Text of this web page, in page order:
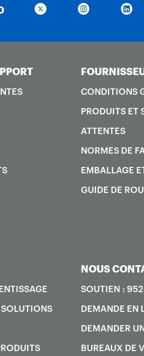
CONDITIONS
PRODUITS ET
ATTENTES
NORMES DE
EMBALLAGE
GUIDE DE
NOUS
SOUTIEN :
DEMANDE EN
DEMANDER
BUREAUX DE